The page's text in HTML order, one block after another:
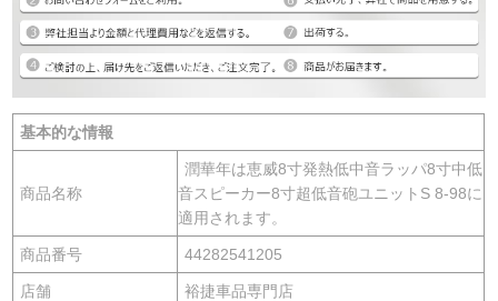
基本的な情報
商品名称
潤華年は恵威8寸発熱低中音ラッパ8寸中低
音スピーカー8寸超低音砲ユニットS 8-98に
適用されます。
商品番号 44282541205
店舗 裕捷車品専門店